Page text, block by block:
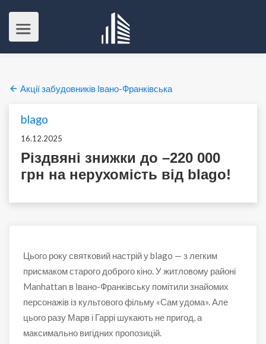
Акції забудовників Івано-Франківська
blago
16.12.2025
Різдвяні знижки до –220 000
грн на нерухомість від blago!
Цього року святковий настрій у blago — з легким
присмаком старого доброго кіно. У житловому районі
Manhattan в Івано-Франківську помітили знайомих
персонажів із культового фільму «Сам удома». Але
цього разу Марв і Гаррі шукають не пригод, а
максимально вигідних пропозицій.